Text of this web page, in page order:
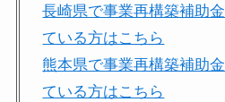
長崎県で事業再構築補助
ている方はこちら
熊本県で事業再構築補助
ている方はこちら